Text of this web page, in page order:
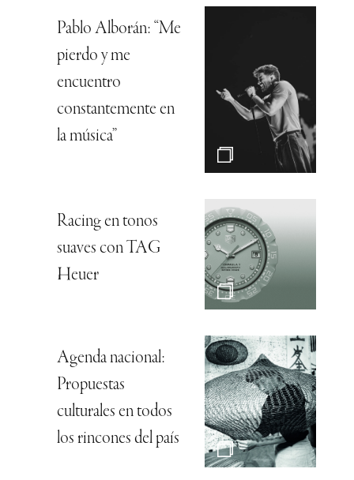
Pablo Alborán: “Me
pierdo y me
encuentro
constantemente en
la música”
Racing en tonos
suaves con TAG
Heuer
Agenda nacional:
Propuestas
culturales en todos
los rincones del país